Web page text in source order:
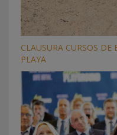
CLAUSURA CURSOS
PLAYA